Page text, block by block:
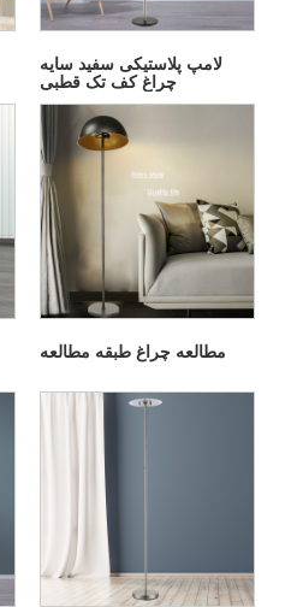
لامپ پلاستیکی سفید سایه
چراغ کف تک قطبی
مطالعه چراغ طبقه مطالعه